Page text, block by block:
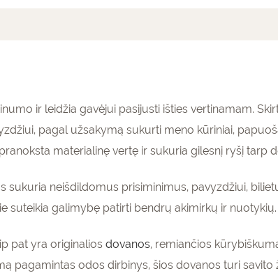
ir leidžia gavėjui pasijusti išties vertinamam.
pagal užsakymą sukurti meno kūriniai,
materialinę vertę ir sukuria gilesnį ryšį tarp
neišdildomus prisiminimus, pavyzdžiui,
suteikia galimybę patirti bendrų akimirkų ir nuotykių.
pat yra originalios dovanos, remiančios
pagamintas odos dirbinys, šios dovanos turi savito